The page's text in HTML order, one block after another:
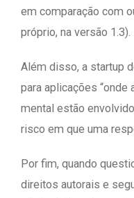
em comparação com
próprio, na versão 1.3).
Além disso, a startup
para aplicações
mental estão
risco em que uma
Por fim, quando
direitos autorais e